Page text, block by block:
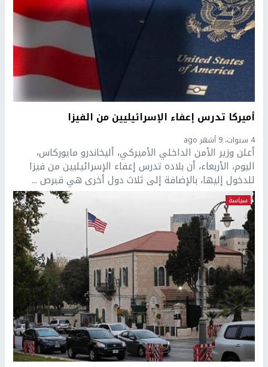
أميركا تدرس إعفاء الإسرائيليين من الفيزا
4 سنوات، 9 أشهر ago
أعلن وزير الأمن الداخلي الأميركي، أليخاندرو مايوركاس،
اليوم، الأربعاء، أن بلاده تدرس إعفاء الإسرائيليين من فيزا
للدخول إليها، بالإضافة إلى ثلاث دول أخرى هي قبرص ...
سياسة